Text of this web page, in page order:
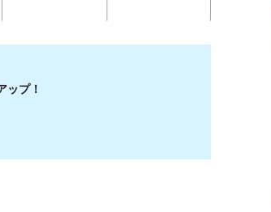
ップ！